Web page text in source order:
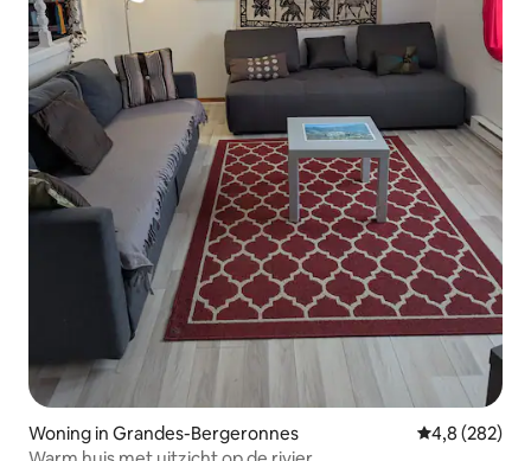
Woning in Grandes-Bergeronnes Gemiddelde
4,8 (282)